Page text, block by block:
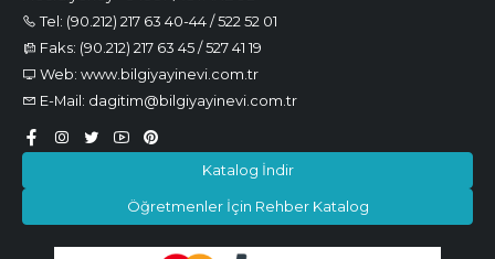
Tel: (90.212) 217 63 40-44 / 522 52 01
Faks: (90.212) 217 63 45 / 527 41 19
Web: www.bilgiyayinevi.com.tr
E-Mail: dagitim@bilgiyayinevi.com.tr
Katalog İndir
Öğretmenler İçin Rehber Katalog